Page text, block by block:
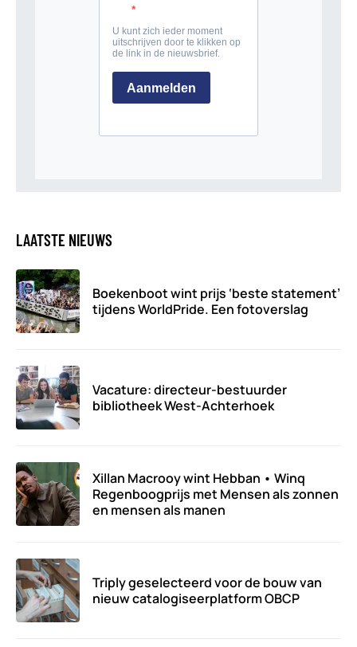
LAATSTE NIEUWS
Boekenboot wint prijs ‘beste statement’
tijdens WorldPride. Een fotoverslag
Vacature: directeur-bestuurder
bibliotheek West-Achterhoek
Xillan Macrooy wint Hebban • Winq
Regenboogprijs met Mensen als zonnen
en mensen als manen
Triply geselecteerd voor de bouw van
nieuw catalogiseerplatform OBCP